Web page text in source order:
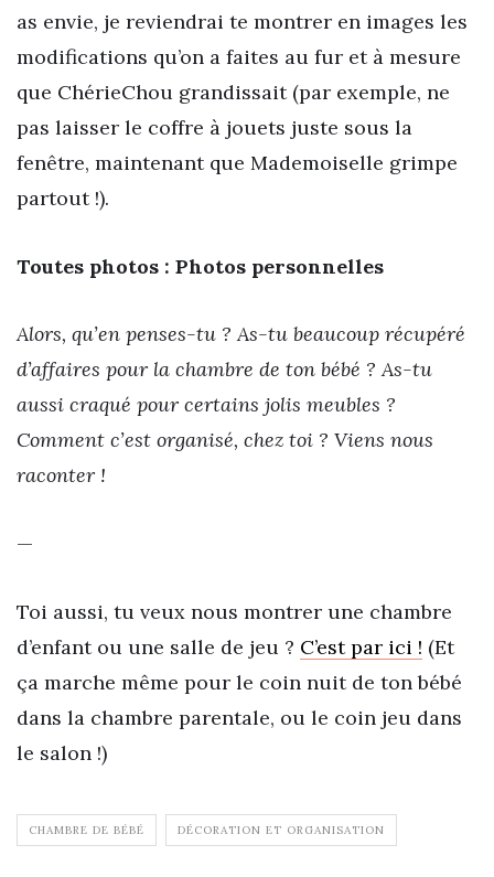
as envie, je reviendrai te montrer en images les
modifications qu’on a faites au fur et à mesure
que ChérieChou grandissait (par exemple, ne
pas laisser le coffre à jouets juste sous la
fenêtre, maintenant que Mademoiselle grimpe
partout !).
Toutes photos : Photos personnelles
Alors, qu’en penses-tu ? As-tu beaucoup récupéré
d’affaires pour la chambre de ton bébé ? As-tu
aussi craqué pour certains jolis meubles ?
Comment c’est organisé, chez toi ? Viens nous
raconter !
—
Toi aussi, tu veux nous montrer une chambre
d’enfant ou une salle de jeu ? C’est par ici ! (Et
ça marche même pour le coin nuit de ton bébé
dans la chambre parentale, ou le coin jeu dans
le salon !)
CHAMBRE DE BÉBÉ DÉCORATION ET ORGANISATION